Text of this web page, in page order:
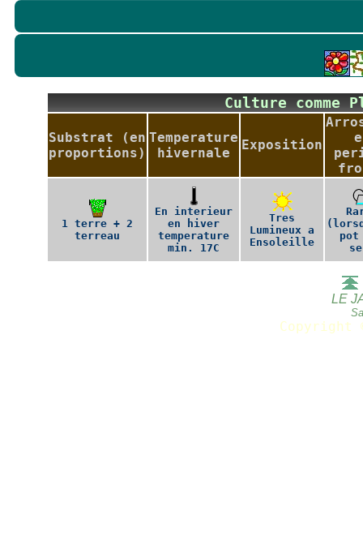
Culture
Substrat (en
proportions)
Temperature
hivernale
Exposition
1 terre + 2
terreau
En interieur
en hiver
temperature
min. 17C
Tres
Lumineux a
Ensoleille
LE
Copyright